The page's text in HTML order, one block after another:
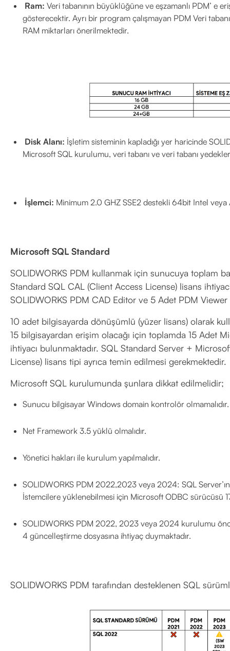
Ram: Veri tabanının büyüklüğüne ve eşzamanlı PDM’ e
gösterecektir. Ayrı bir program çalışmayan PDM Veri
RAM miktarları önerilmektedir.
Disk Alanı: İşletim sisteminin kapladığı yer haricinde
Microsoft SQL kurulumu, veri tabanı ve veri tabanı
İşlemci: Minimum 2.0 GHZ SSE2 destekli 64bit Intel veya
Microsoft SQL Standard
SOLIDWORKS PDM kullanmak için sunucuya toplam
Standard SQL CAL (Client Access License) lisans
SOLIDWORKS PDM CAD Editor ve 5 Adet PDM Viewer
10 adet bilgisayarda dönüşümlü (yüzer lisans) olarak
15 bilgisayardan erişim olacağı için toplamda 15 Adet
ihtiyacı bulunmaktadır. SQL Standard Server +
License) lisans tipi ayrıca temin edilmesi gerekmektedir.
Microsoft SQL kurulumunda şunlara dikkat edilmelidir;
Sunucu bilgisayar Windows domain kontrolör olmamalıdır.
Net Framework 3.5 yüklü olmalıdır.
Yönetici hakları ile kurulum yapılmalıdır.
SOLIDWORKS PDM 2022,2023 veya 2024: SQL
İstemcilere yüklenebilmesi için Microsoft ODBC sürücüsü
SOLIDWORKS PDM 2022, 2023 veya 2024 kurulumu
4 güncelleştirme dosyasına ihtiyaç duymaktadır.
SOLIDWORKS PDM tarafından desteklenen SQL